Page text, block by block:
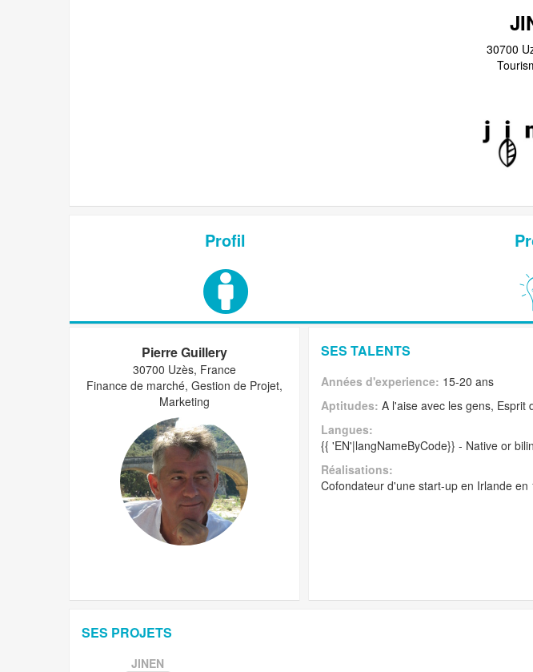
30700
Profil
Pierre Guillery
30700 Uzès, France
Finance de marché, Gestion de Projet,
Marketing
SES TALENTS
Années d'experience: 15-20 ans
Aptitudes: A l'aise avec les gens, Esprit
Langues:
{{ 'EN'|langNameByCode}} - Native or
Réalisations:
Cofondateur d'une start-up en Irlande
SES PROJETS
JINEN